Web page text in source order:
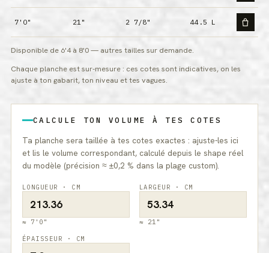
7'0" 21" 2 7/8" 44.5 L
Disponible de 6'4 à 8'0 — autres tailles sur demande.
Chaque planche est sur-mesure : ces cotes sont indicatives, on les
ajuste à ton gabarit, ton niveau et tes vagues.
CALCULE TON VOLUME À TES COTES
Ta planche sera taillée à tes cotes exactes : ajuste-les ici
et lis le volume correspondant, calculé depuis le shape réel
du modèle (précision ≈ ±0,2 % dans la plage custom).
LONGUEUR · CM
≈ 7'0"
LARGEUR · CM
≈ 21"
ÉPAISSEUR · CM